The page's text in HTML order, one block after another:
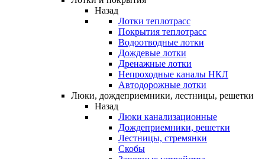
Назад
Лотки теплотрасс
Покрытия теплотрасс
Водоотводные лотки
Дождевые лотки
Дренажные лотки
Непроходные каналы НКЛ
Автодорожные лотки
Люки, дождеприемники, лестницы, решетки
Назад
Люки канализационные
Дождеприемники, решетки
Лестницы, стремянки
Скобы